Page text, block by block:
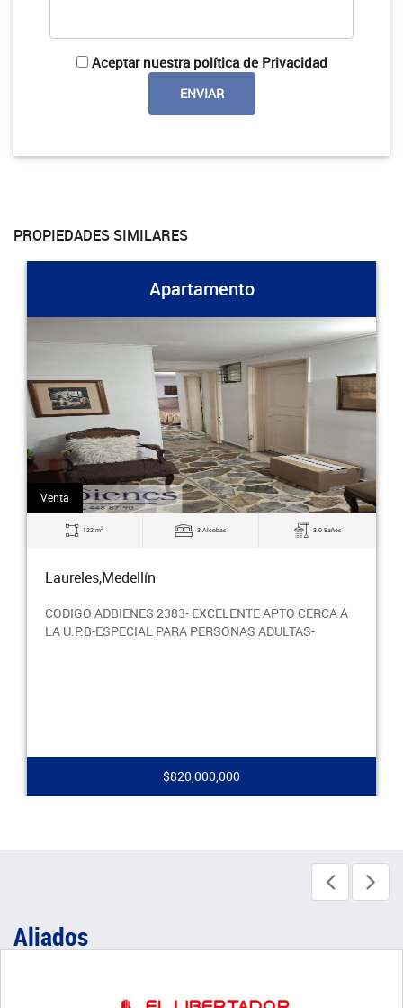
Aceptar nuestra política de Privacidad
PROPIEDADES SIMILARES
Apartamento
Venta
122 m2 3 Alcobas 3.0 Baños
Laureles,Medellín
CODIGO ADBIENES 2383- EXCELENTE APTO CERCA A
LA U.P.B-ESPECIAL PARA PERSONAS ADULTAS-
$820,000,000
Aliados